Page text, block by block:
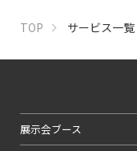
TOP サービス一覧
展示会ブース